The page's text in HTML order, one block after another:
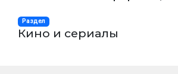
Раздел
Кино и сериалы